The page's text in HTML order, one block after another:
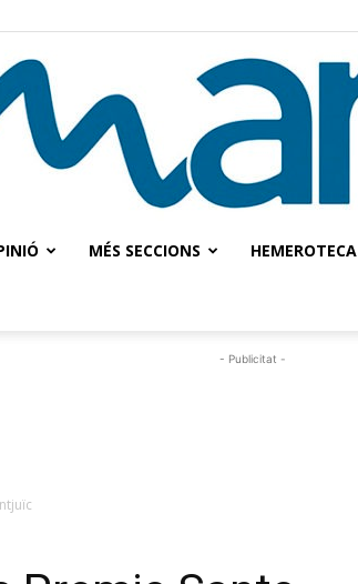
MÉS SECCIONS HEMEROTECA
- Publicitat -